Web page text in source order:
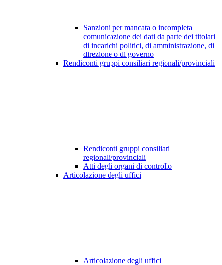
Sanzioni per mancata o incompleta
comunicazione dei dati da parte dei titolari
di incarichi politici, di amministrazione, di
direzione o di governo
Rendiconti gruppi consiliari regionali/provinciali
Rendiconti gruppi consiliari
regionali/provinciali
Atti degli organi di controllo
Articolazione degli uffici
Articolazione degli uffici